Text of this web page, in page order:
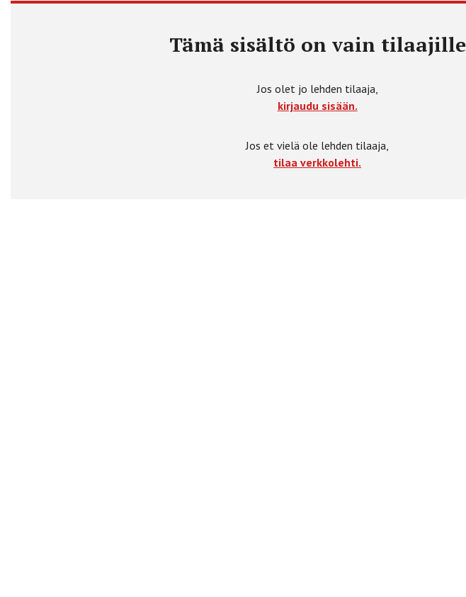
Tämä sisältö on vain tilaajille
Jos olet jo lehden tilaaja,
kirjaudu sisään.
Jos et vielä ole lehden tilaaja,
tilaa verkkolehti.